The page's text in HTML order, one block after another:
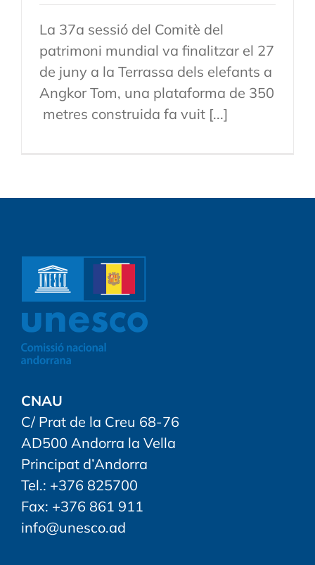
La 37a sessió del Comitè del
patrimoni mundial va finalitzar el 27
de juny a la Terrassa dels elefants a
Angkor Tom, una plataforma de 350
metres construida fa vuit [...]
CNAU
C/ Prat de la Creu 68-76
AD500 Andorra la Vella
Principat d’Andorra
Tel.: +376 825700
Fax: +376 861 911
info@unesco.ad